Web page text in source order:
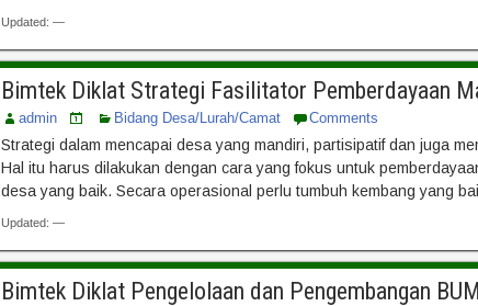
Updated: —
Bimtek Diklat Strategi Fasilitator Pemberdayaan
admin Bidang Desa/Lurah/Camat Comments
Strategi dalam mencapai desa yang mandiri, partisipatif dan juga
Hal itu harus dilakukan dengan cara yang fokus untuk
desa yang baik. Secara operasional perlu tumbuh kembang yang
Updated: —
Bimtek Diklat Pengelolaan dan Pengembangan